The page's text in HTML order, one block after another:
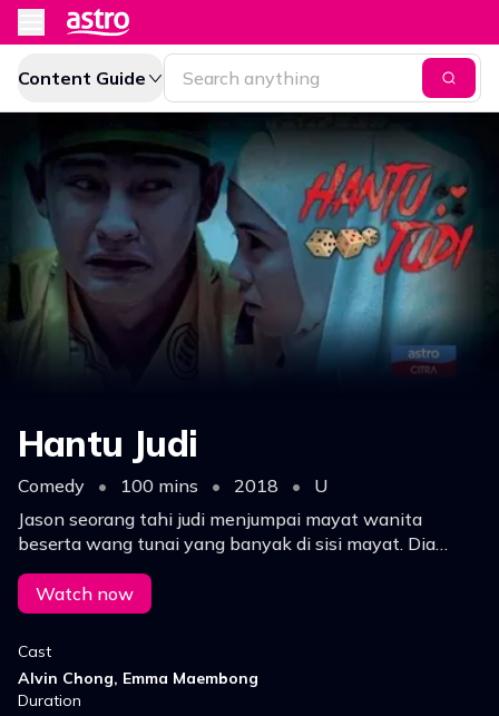
Content Guide
Hantu Judi
Comedy • 100 mins • 2018 •
U
Jason seorang tahi judi menjumpai mayat wanita
beserta wang tunai yang banyak di sisi mayat. Dia
mengambil wang tersebut namun roh wanita tersebut
mengekornya dan meminta bantuan untuk mencari
pembunuhnya.
Watch now
Cast
Alvin Chong, Emma Maembong
Duration